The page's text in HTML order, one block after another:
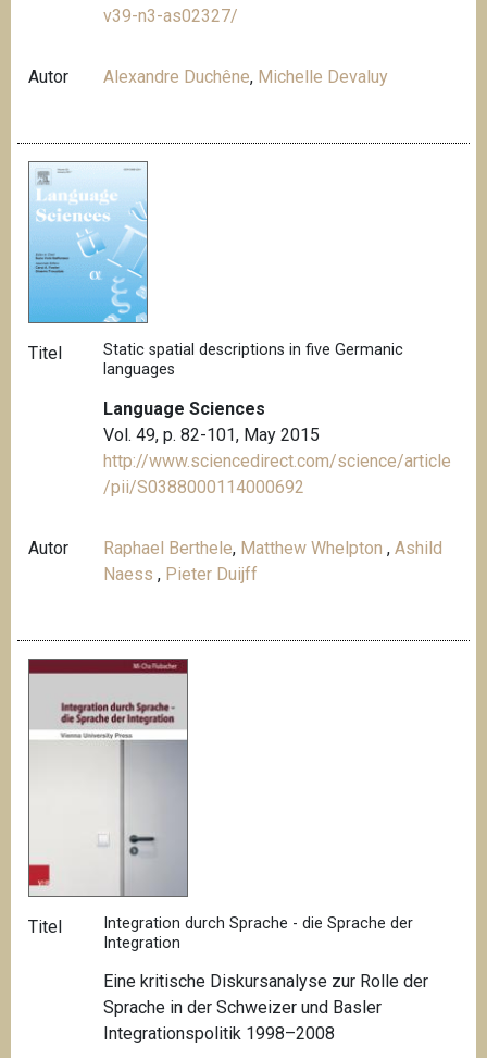
v39-n3-as02327/
Autor Alexandre Duchêne, Michelle Devaluy
Titel
Static spatial descriptions in five Germanic
languages
Language Sciences
Vol. 49, p. 82-101, May 2015
http://www.sciencedirect.com/science/article
/pii/S0388000114000692
Autor Raphael Berthele, Matthew Whelpton,Ashild
Naess, Pieter Duijff
Titel
Integration durch Sprache - die Sprache der
Integration
Eine kritische Diskursanalyse zur Rolle der
Sprache in der Schweizer und Basler
Integrationspolitik 1998–2008